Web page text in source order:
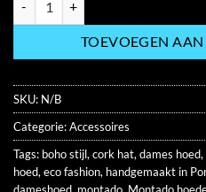
TOEVOEGEN
SKU: N/B
Categorie:Accessoires
Tags: boho stijl, cork hat, dames hoed,
hoed, eco fashion, handgemaakt in
dameshoed, montado, Montado